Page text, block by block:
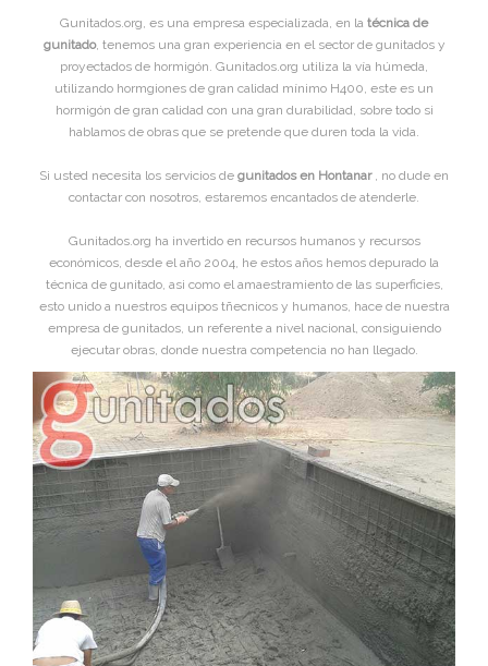
Gunitados.org, es una empresa especializada, en la técnica de
gunitado, tenemos una gran experiencia en el sector de gunitados y
proyectados de hormigón. Gunitados.org utiliza la vía húmeda,
utilizando hormgiones de gran calidad mínimo H400, este es un
hormigón de gran calidad con una gran durabilidad, sobre todo si
hablamos de obras que se pretende que duren toda la vida.
Si usted necesita los servicios de gunitados en Hontanar , no dude en
contactar con nosotros, estaremos encantados de atenderle.
Gunitados.org ha invertido en recursos humanos y recursos
económicos, desde el año 2004, he estos años hemos depurado la
técnica de gunitado, asi como el amaestramiento de las superficies,
esto unido a nuestros equipos tñecnicos y humanos, hace de nuestra
empresa de gunitados, un referente a nivel nacional, consiguiendo
ejecutar obras, donde nuestra competencia no han llegado.